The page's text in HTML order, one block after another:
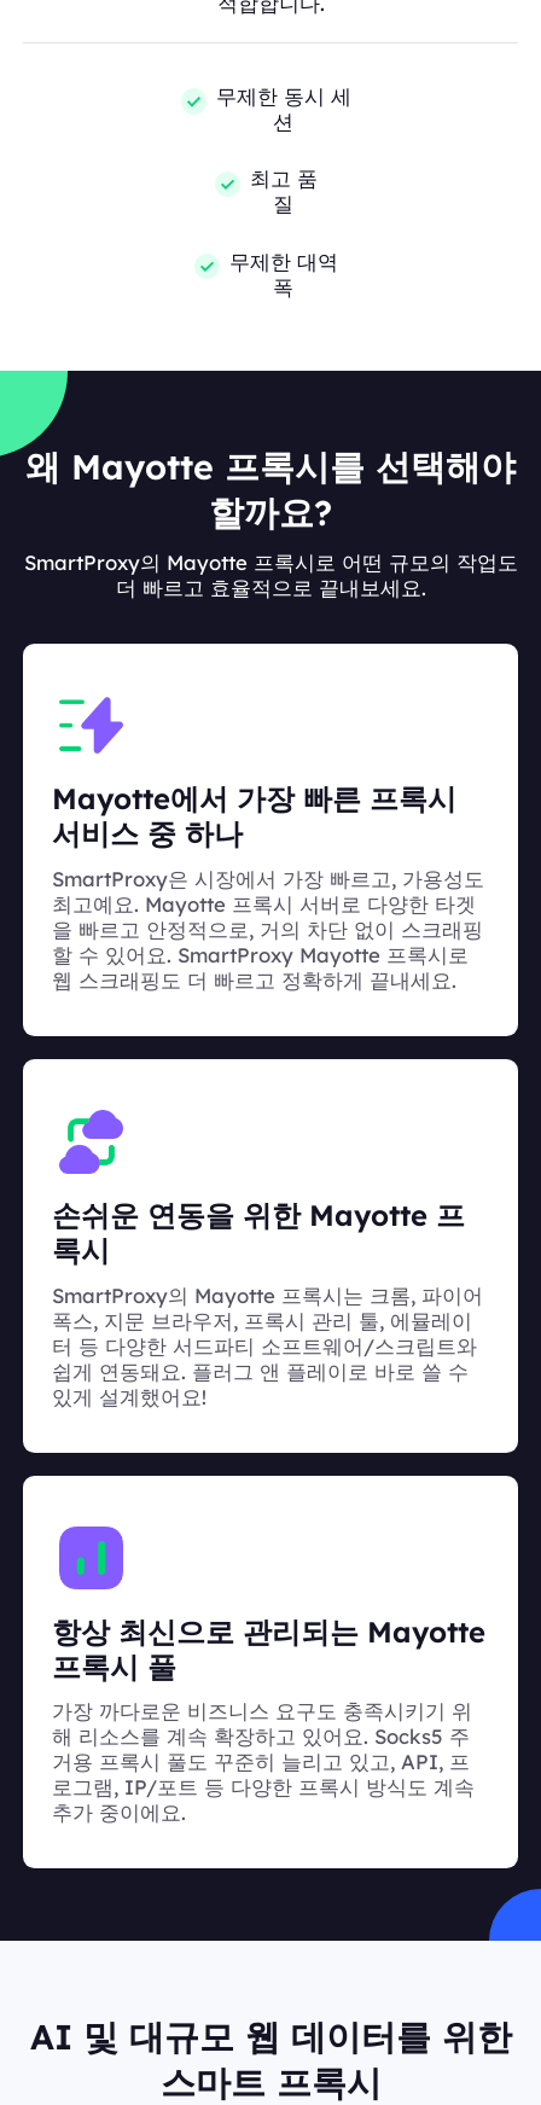
무제한 동시 세
션
최고 품
질
무제한 대역
폭
왜 Mayotte 프록시를 선택해야
할까요?
SmartProxy의 Mayotte 프록시로 어떤 규모의 작업도
더 빠르고 효율적으로 끝내보세요.
Mayotte에서 가장 빠른 프록시
서비스 중 하나
SmartProxy은 시장에서 가장 빠르고, 가용성도
최고예요. Mayotte 프록시 서버로 다양한 타겟
을 빠르고 안정적으로, 거의 차단 없이 스크래핑
할 수 있어요. SmartProxy Mayotte 프록시로
웹 스크래핑도 더 빠르고 정확하게 끝내세요.
손쉬운 연동을 위한 Mayotte 프
록시
SmartProxy의 Mayotte 프록시는 크롬, 파이어
폭스, 지문 브라우저, 프록시 관리 툴, 에뮬레이
터 등 다양한 서드파티 소프트웨어/스크립트와
쉽게 연동돼요. 플러그 앤 플레이로 바로 쓸 수
있게 설계했어요!
항상 최신으로 관리되는 Mayotte
프록시 풀
가장 까다로운 비즈니스 요구도 충족시키기 위
해 리소스를 계속 확장하고 있어요. Socks5 주
거용 프록시 풀도 꾸준히 늘리고 있고, API, 프
로그램, IP/포트 등 다양한 프록시 방식도 계속
추가 중이에요.
AI 및 대규모 웹 데이터를 위한
스마트 프록시